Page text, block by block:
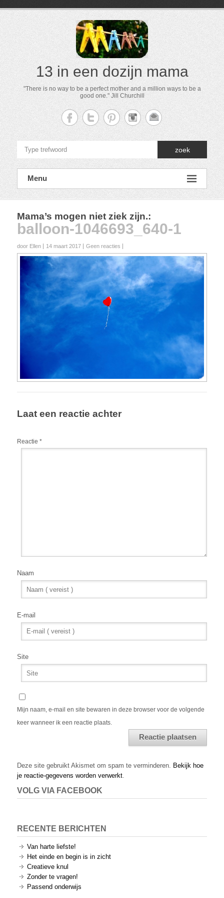
13 in een dozijn mama
"There is no way to be a perfect mother and a million ways to be a
good one." Jill Churchill
zoek
Menu
Mama’s mogen niet ziek zijn.:
balloon-1046693_640-1
door Ellen 14 maart 2017 Geen reacties
Laat een reactie achter
Reactie *
Naam
E-mail
Site
Mijn naam, e-mail en site bewaren in deze browser voor de volgende
keer wanneer ik een reactie plaats.
Deze site gebruikt Akismet om spam te verminderen.
Bekijk hoe
je reactie-gegevens worden verwerkt
VOLG VIA FACEBOOK
RECENTE BERICHTEN
Van harte liefste!
Het einde en begin is in zicht
Creatieve knul
Zonder te vragen!
Passend onderwijs